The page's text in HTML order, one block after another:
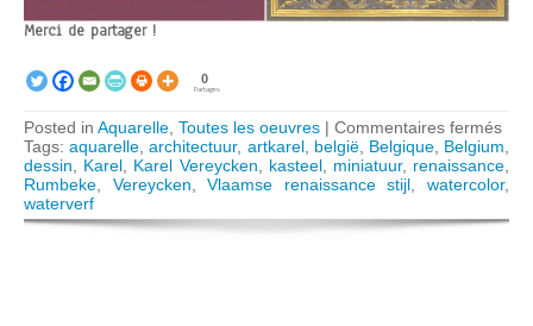
Merci de partager !
0
Partages
Posted in Aquarelle, Toutes les oeuvres | Commentaires ferméssur
van
Tags:aquarelle,architectuur, artkarel, belgië, Belgique, Belgium,
dessin, Karel, Karel Vereycken, kasteel, miniatuur, renaissance,
Rumbeke, Vereycken,Vlaamse renaissance stijl,watercolor,
waterverf